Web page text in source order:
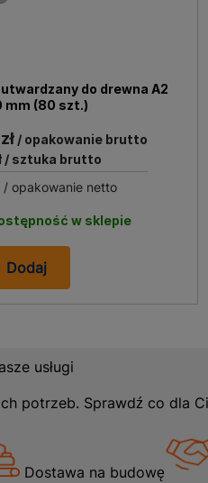
solidne i trwałe
pomieszczeniach,
gdzie estetyka i
do drewna A2
mm (80 szt.)
/ opakowanie brutto
/ sztuka brutto
/ opakowanie netto
w sklepie
Dodaj
usługi
potrzeb. Sprawdź co dla
Dostawa na budowę